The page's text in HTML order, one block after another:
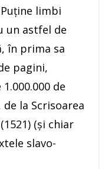
limbi
un astfel de
în prima sa
pagini,
de
la Scrisoarea
(și chiar
slavo-